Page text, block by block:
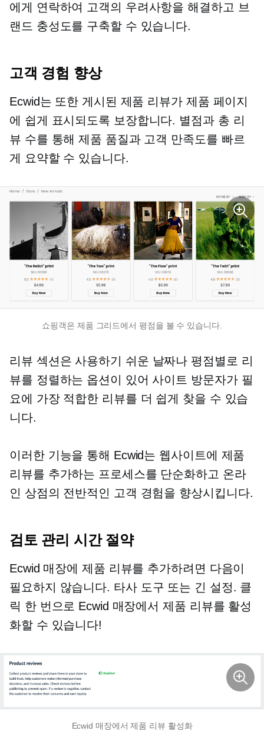
에게 연락하여 고객의 우려사항을 해결하고 브
랜드 충성도를 구축할 수 있습니다.
고객 경험 향상
Ecwid는 또한 게시된 제품 리뷰가 제품 페이지
에 쉽게 표시되도록 보장합니다. 별점과 총 리
뷰 수를 통해 제품 품질과 고객 만족도를 빠르
게 요약할 수 있습니다.
쇼핑객은 제품 그리드에서 평점을 볼 수 있습니다.
리뷰 섹션은 사용하기 쉬운 날짜나 평점별로 리
뷰를 정렬하는 옵션이 있어 사이트 방문자가 필
요에 가장 적합한 리뷰를 더 쉽게 찾을 수 있습
니다.
이러한 기능을 통해 Ecwid는 웹사이트에 제품
리뷰를 추가하는 프로세스를 단순화하고 온라
인 상점의 전반적인 고객 경험을 향상시킵니다.
검토 관리 시간 절약
Ecwid 매장에 제품 리뷰를 추가하려면 다음이
필요하지 않습니다. 타사도구 또는 긴 설정. 클
릭 한 번으로 Ecwid 매장에서 제품 리뷰를 활성
화할 수 있습니다!
Ecwid 매장에서 제품 리뷰 활성화